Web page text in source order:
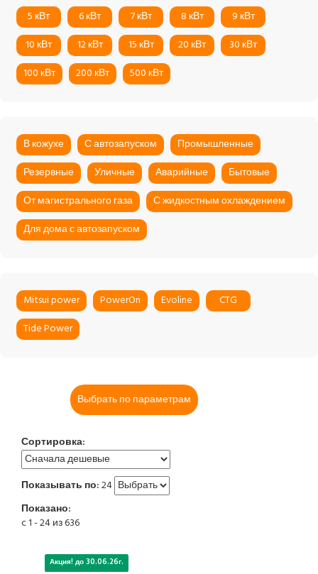
5 кВт 6 кВт 7 кВт 8 кВт
9 кВт
10 кВт
12 кВт 15 кВт 20 кВт
30 кВт
100 кВт
200 кВт 500 кВт
В кожухе С автозапуском
Промышленные
Резервные
Уличные Аварийные
Бытовые
От магистрального газа
С жидкостным охлаждением
Для дома с автозапуском
Mitsui power PowerOn Evoline
CTG
Tide Power
Выбрать по параметрам
Сортировка:
Показывать по:24
Показано:
c 1 - 24 из 636
Акция! до 30.06.26г.